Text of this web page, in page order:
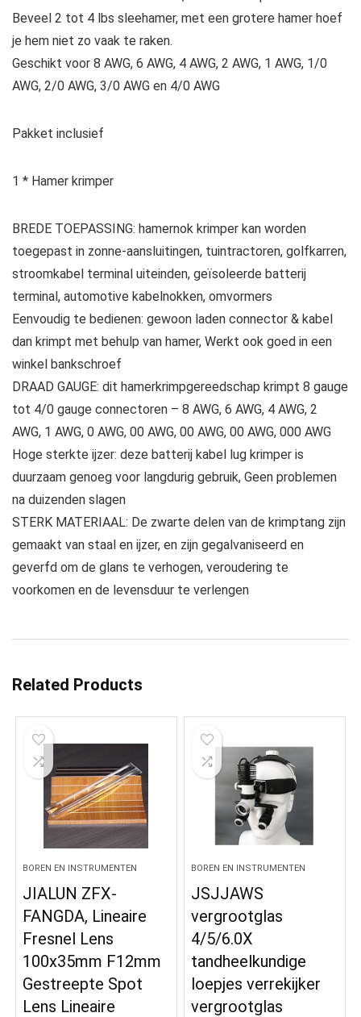
Beveel 2 tot 4 lbs sleehamer, met een grotere hamer hoef
je hem niet zo vaak te raken.
Geschikt voor 8 AWG, 6 AWG, 4 AWG, 2 AWG, 1 AWG, 1/0
AWG, 2/0 AWG, 3/0 AWG en 4/0 AWG
Pakket inclusief
1 * Hamer krimper
BREDE TOEPASSING: hamernok krimper kan worden
toegepast in zonne-aansluitingen, tuintractoren, golfkarren,
stroomkabel terminal uiteinden, geïsoleerde batterij
terminal, automotive kabelnokken, omvormers
Eenvoudig te bedienen: gewoon laden connector & kabel
dan krimpt met behulp van hamer, Werkt ook goed in een
winkel bankschroef
DRAAD GAUGE: dit hamerkrimpgereedschap krimpt 8 gauge
tot 4/0 gauge connectoren – 8 AWG, 6 AWG, 4 AWG, 2
AWG, 1 AWG, 0 AWG, 00 AWG, 00 AWG, 00 AWG, 000 AWG
Hoge sterkte ijzer: deze batterij kabel lug krimper is
duurzaam genoeg voor langdurig gebruik, Geen problemen
na duizenden slagen
STERK MATERIAAL: De zwarte delen van de krimptang zijn
gemaakt van staal en ijzer, en zijn gegalvaniseerd en
geverfd om de glans te verhogen, veroudering te
voorkomen en de levensduur te verlengen
Related Products
BOREN EN INSTRUMENTEN
JIALUN ZFX-
FANGDA, Lineaire
Fresnel Lens
100x35mm F12mm
Gestreepte Spot
Lens Lineaire
BOREN EN INSTRUMENTEN
JSJJAWS
vergrootglas
4/5/6.0X
tandheelkundige
loepjes verrekijker
vergrootglas